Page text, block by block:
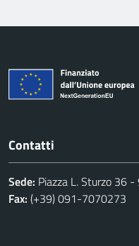
Contatti
Sede: Piazza L. Sturzo 36
Fax: (+39) 091-7070273